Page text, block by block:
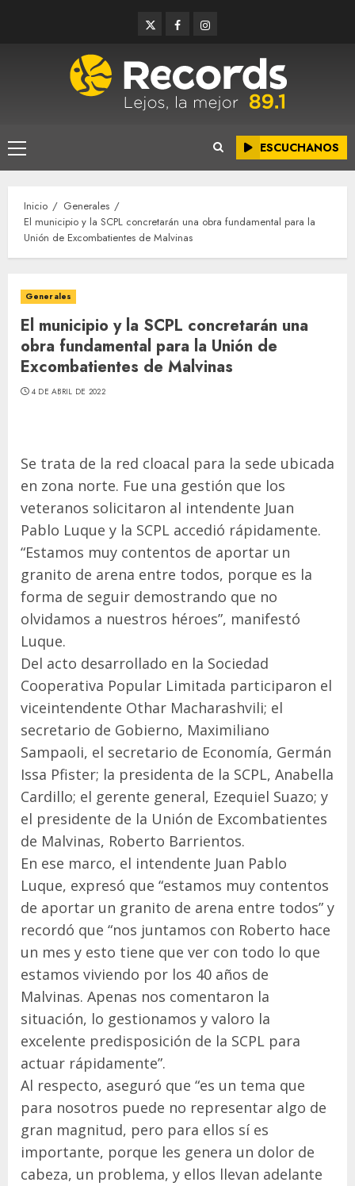
TwitterFacebookInstagram
Menú
principal
ESCUCHANOS
Inicio
Generales
El municipio y la SCPL concretarán una obra fundamental para la
Unión de Excombatientes de Malvinas
Generales
El municipio y la SCPL concretarán una
obra fundamental para la Unión de
Excombatientes de Malvinas
4 DE ABRIL DE 2022
Se trata de la red cloacal para la sede ubicada
en zona norte. Fue una gestión que los
veteranos solicitaron al intendente Juan
Pablo Luque y la SCPL accedió rápidamente.
“Estamos muy contentos de aportar un
granito de arena entre todos, porque es la
forma de seguir demostrando que no
olvidamos a nuestros héroes”, manifestó
Luque.
Del acto desarrollado en la Sociedad
Cooperativa Popular Limitada participaron el
viceintendente Othar Macharashvili; el
secretario de Gobierno, Maximiliano
Sampaoli, el secretario de Economía, Germán
Issa Pfister; la presidenta de la SCPL, Anabella
Cardillo; el gerente general, Ezequiel Suazo; y
el presidente de la Unión de Excombatientes
de Malvinas, Roberto Barrientos.
En ese marco, el intendente Juan Pablo
Luque, expresó que “estamos muy contentos
de aportar un granito de arena entre todos” y
recordó que “nos juntamos con Roberto hace
un mes y esto tiene que ver con todo lo que
estamos viviendo por los 40 años de
Malvinas. Apenas nos comentaron la
situación, lo gestionamos y valoro la
excelente predisposición de la SCPL para
actuar rápidamente”.
Al respecto, aseguró que “es un tema que
para nosotros puede no representar algo de
gran magnitud, pero para ellos sí es
importante, porque les genera un dolor de
cabeza, un problema, y ellos llevan adelante